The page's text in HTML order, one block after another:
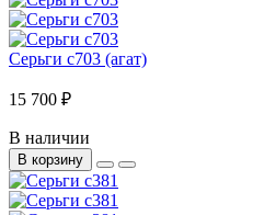
Серьги с703 (агат)
15 700 ₽
В наличии
В корзину